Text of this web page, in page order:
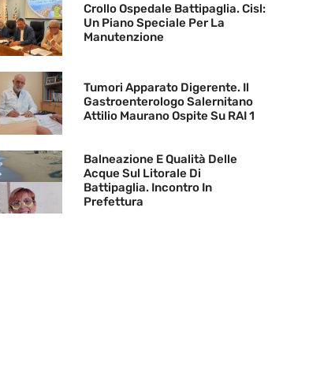
Crollo Ospedale Battipaglia. Cisl:
Un Piano Speciale Per La
Manutenzione
Tumori Apparato Digerente. Il
Gastroenterologo Salernitano
Attilio Maurano Ospite Su RAI 1
Balneazione E Qualità Delle
Acque Sul Litorale Di
Battipaglia. Incontro In
Prefettura